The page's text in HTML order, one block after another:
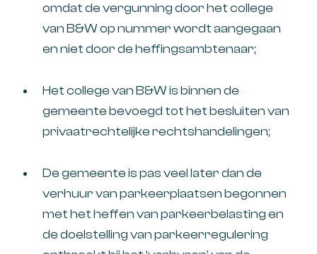
omdat de vergunning door het college
van B&W op nummer wordt aangegaan
en niet door de heffingsambtenaar;
Het college van B&W is binnen de
gemeente bevoegd tot het besluiten van
privaatrechtelijke rechtshandelingen;
De gemeente is pas veel later dan de
verhuur van parkeerplaatsen begonnen
met het heffen van parkeerbelasting en
de doelstelling van parkeerregulering